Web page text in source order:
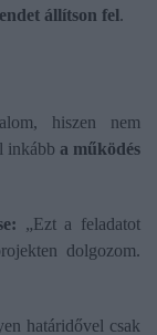
állítson fel.
hiszen nem
inkább a működés
„Ezt a feladatot
dolgozom.
határidővel csak